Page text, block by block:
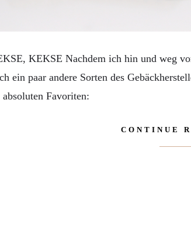
KEKSE Nachdem ich hin und weg
ein paar andere Sorten des
Favoriten:
CONTINUE